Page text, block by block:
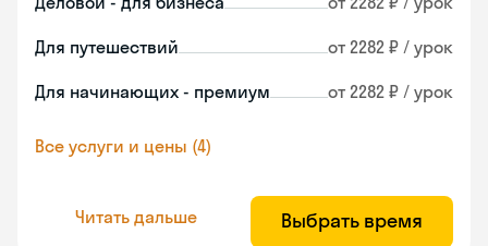
Для путешествий от 2282 ₽ / урок
Для начинающих - премиум от 2282 ₽ / урок
Все услуги и цены (4)
Читать дальше Выбрать время